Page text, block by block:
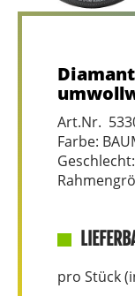
Art.Nr.
Farbe:
pro Stück